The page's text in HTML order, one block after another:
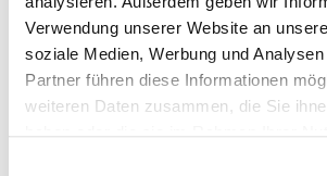
Verwendung unserer Website an
soziale Medien, Werbung und
Partner führen diese Informationen
weiteren Daten zusammen, die Sie